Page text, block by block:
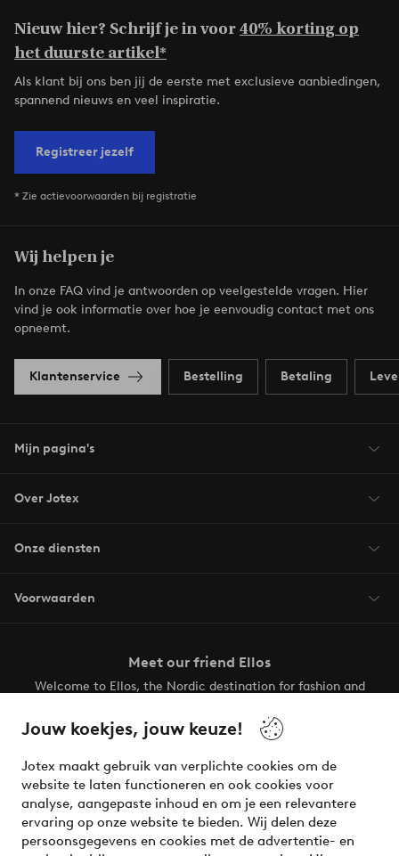
Jouw koekjes, jouw keuze!
Jotex maakt gebruik van verplichte cookies om de
website te laten functioneren en ook cookies voor
analyse, aangepaste inhoud en om je een relevantere
ervaring op onze website te bieden. Wij delen deze
persoonsgegevens en cookies met de advertentie- en
Nieuw hier? Schrijf je in voor40% korting op
het duurste artikel*
Als klant bij ons ben jij de eerste met exclusieve aanbiedingen,
spannend nieuws en veel inspiratie.
Registreer jezelf
* Zie actievoorwaarden bij registratie
Wij helpen je
In onze FAQ vind je antwoorden op veelgestelde vragen. Hier
vind je ook informatie over hoe je eenvoudig contact met ons
opneemt.
Klantenservice Bestelling Betaling
Mijn pagina's
Over Jotex
Onze diensten
Voorwaarden
Meet our friend Ellos
Welcome to Ellos, the Nordic destination for fashion and
your wardrobe. Your next inspiring look is here!